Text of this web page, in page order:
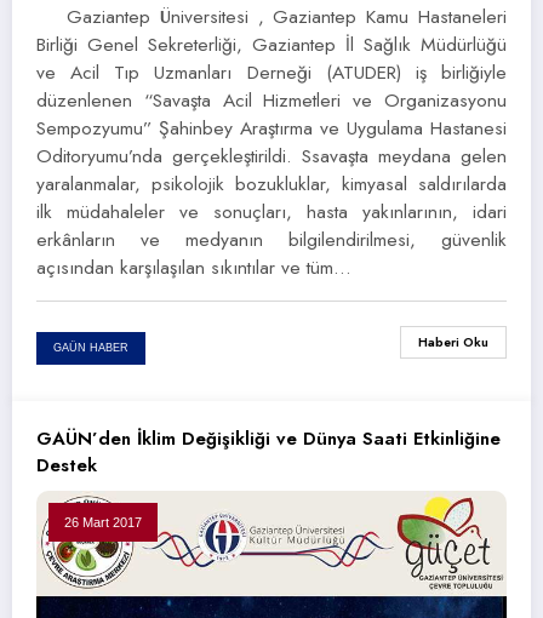
Gaziantep Üniversitesi , Gaziantep Kamu Hastaneleri
Birliği Genel Sekreterliği, Gaziantep İl Sağlık Müdürlüğü
ve Acil Tıp Uzmanları Derneği (ATUDER) iş birliğiyle
düzenlenen “Savaşta Acil Hizmetleri ve Organizasyonu
Sempozyumu” Şahinbey Araştırma ve Uygulama Hastanesi
Oditoryumu’nda gerçekleştirildi. Ssavaşta meydana gelen
yaralanmalar, psikolojik bozukluklar, kimyasal saldırılarda
ilk müdahaleler ve sonuçları, hasta yakınlarının, idari
erkânların ve medyanın bilgilendirilmesi, güvenlik
açısından karşılaşılan sıkıntılar ve tüm…
GAÜN HABER Haberi Oku
GAÜN’den İklim Değişikliği ve Dünya Saati Etkinliğine
Destek
26 Mart 2017